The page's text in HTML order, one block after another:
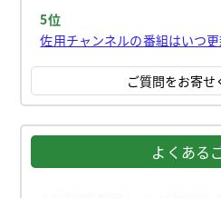
5位
佐用チャンネルの番組はいつ
ご質問をお寄せ
よくある